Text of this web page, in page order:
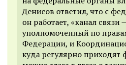
Денисов ответил, что с
он работает, «канал
уполномоченный по
Федерации, и
куда регулярно